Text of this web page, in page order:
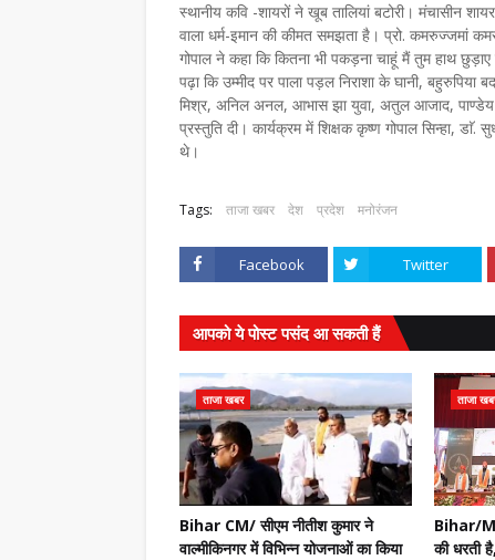
स्थानीय कवि -शायरों ने खूब तालियां बटोरी। मंचासीन
वाला धर्म-इमान की कीमत समझता है। प्रो. कमरुज्जमां
गोपाल ने कहा कि कितना भी पकड़ना चाहूं मैं तुम हाथ
पढ़ा कि उम्मीद पर पाला पड़ल निराशा के घानी,
मिश्र, अनिल अनल, आभास झा युवा, अतुल आजाद, पाण्डेय
प्रस्तुति दी। कार्यक्रम में शिक्षक कृष्ण गोपाल सिन्हा, डाॅ.
थे।
Tags: ताजा खबर देश प्रदेश मनोरंजन
Facebook Twitter
आपको ये पोस्ट पसंद आ सकती हैं
ताजा खबर
Bihar CM/ सीएम नीतीश कुमार ने
वाल्मीकिनगर में विभिन्न योजनाओं का किया
ताजा
Bihar/
की धरती